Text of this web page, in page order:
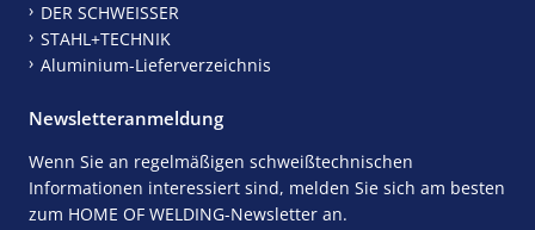
DER SCHWEISSER
STAHL+TECHNIK
Aluminium-Lieferverzeichnis
Newsletteranmeldung
Wenn Sie an regelmäßigen schweißtechnischen
Informationen interessiert sind, melden Sie sich am besten
zum HOME OF WELDING-Newsletter an.